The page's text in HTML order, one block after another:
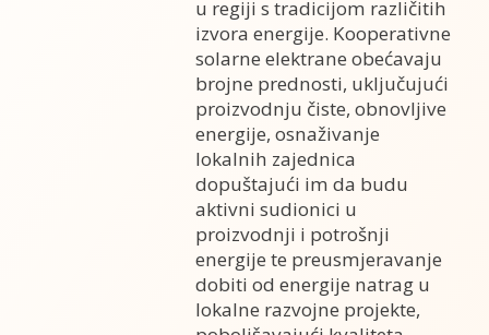
u regiji s tradicijom različitih
izvora energije. Kooperativne
solarne elektrane obećavaju
brojne prednosti, uključujući
proizvodnju čiste, obnovljive
energije, osnaživanje
lokalnih zajednica
dopuštajući im da budu
aktivni sudionici u
proizvodnji i potrošnji
energije te preusmjeravanje
dobiti od energije natrag u
lokalne razvojne projekte,